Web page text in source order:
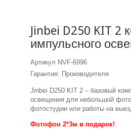
Jinbei D250 KIT 2
импульсного
Артикул NVF-6996
Гарантия: Производителя
Jinbei D250 KIT 2 – базовый
освещения для небольшой
фотостудии или работы на
Фотофон 2*3м в подарок!